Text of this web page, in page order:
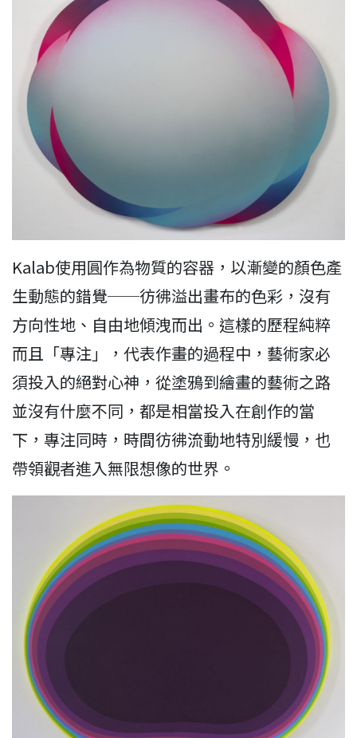
Kalab使用圓作為物質的容器，以漸變的顏色產
生動態的錯覺──彷彿溢出畫布的色彩，沒有
方向性地、自由地傾洩而出。這樣的歷程純粹
而且「專注」，代表作畫的過程中，藝術家必
須投入的絕對心神，從塗鴉到繪畫的藝術之路
並沒有什麼不同，都是相當投入在創作的當
下，專注同時，時間彷彿流動地特別緩慢，也
帶領觀者進入無限想像的世界。